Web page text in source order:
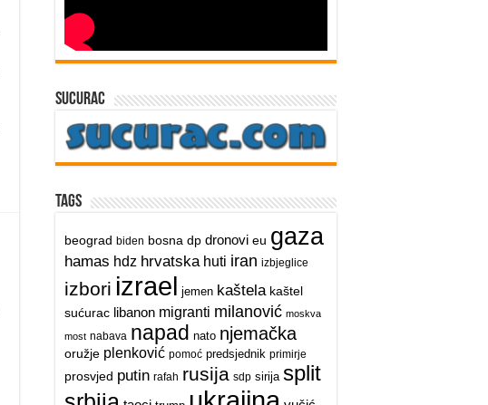
sucurac
Tags
beograd biden bosna dp dronovi eu gaza
hamas hdz hrvatska huti iran izbjeglice
izbori izrael jemen kaštela kaštel
sućurac libanon migranti milanović moskva
most nabava napad nato njemačka
oružje plenković pomoć predsjednik primirje
prosvjed putin rafah rusija sdp sirija split